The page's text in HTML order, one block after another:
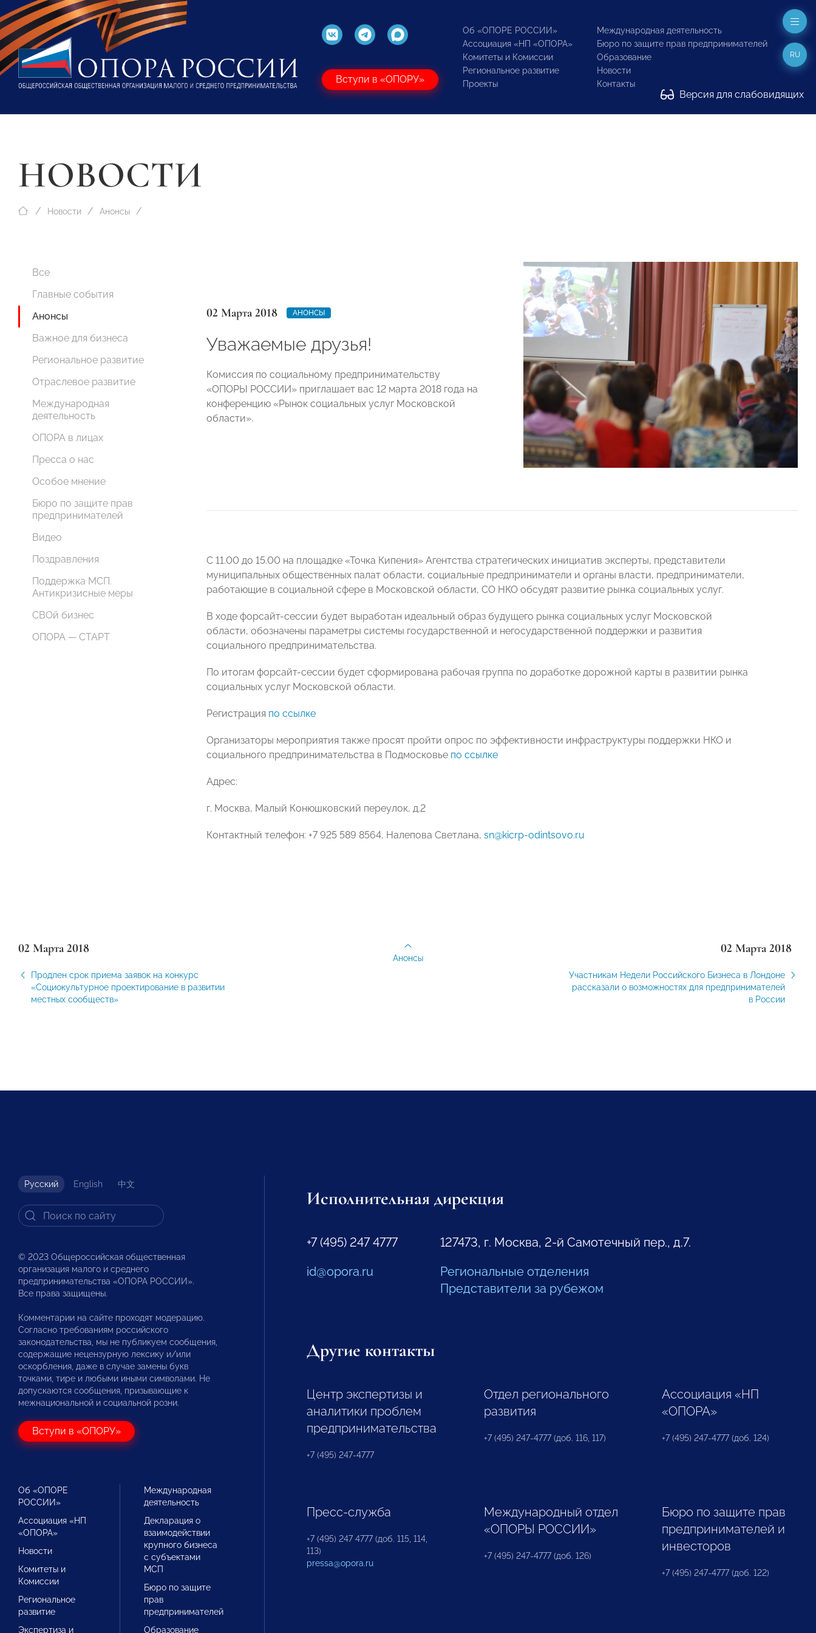
Вступи в «ОПОРУ»
Об «ОПОРЕ РОССИИ»
Ассоциация «НП «ОПОРА»
Комитеты и Комиссии
Региональное развитие
Проекты
Международная деятельность
Бюро по защите прав предпринимателей
Образование
Новости
Контакты
Версия для слабовидящих
RU
НОВОСТИ
Новости Анонсы
Все
Главные события
Анонсы
Важное для бизнеса
Региональное развитие
Отраслевое развитие
Международная
деятельность
ОПОРА в лицах
Пресса о нас
Особое мнение
Бюро по защите прав
предпринимателей
Видео
Поздравления
Поддержка МСП.
Антикризисные меры
СВОй бизнес
ОПОРА — СТАРТ
02 Марта 2018 АНОНСЫ
Уважаемые друзья!
Комиссия по социальному предпринимательству
«ОПОРЫ РОССИИ» приглашает вас 12 марта 2018 года на
конференцию «Рынок социальных услуг Московской
области».
С 11.00 до 15.00 на площадке «Точка Кипения» Агентства стратегических инициатив эксперты, представители
муниципальных общественных палат области, социальные предприниматели и органы власти, предприниматели,
работающие в социальной сфере в Московской области, СО НКО обсудят развитие рынка социальных услуг.
В ходе форсайт-сессии будет выработан идеальный образ будущего рынка социальных услуг Московской
области, обозначены параметры системы государственной и негосударственной поддержки и развития
социального предпринимательства.
По итогам форсайт-сессии будет сформирована рабочая группа по доработке дорожной карты в развитии рынка
социальных услуг Московской области.
Регистрация по ссылке
Организаторы мероприятия также просят пройти опрос по эффективности инфраструктуры поддержки НКО и
социального предпринимательства в Подмосковье по ссылке
Адрес:
г. Москва, Малый Конюшковский переулок, д.2
Контактный телефон: +7 925 589 8564, Налепова Светлана, sn@kicrp-odintsovo.ru
02 Марта 2018
Продлен срок приема заявок на конкурс
«Социокультурное проектирование в развитии
местных сообществ»
02 Марта 2018
Участникам Недели Российского Бизнеса в Лондоне
рассказали о возможностях для предпринимателей
в России
Анонсы
Русский English 中文
© 2023 Общероссийская общественная
организация малого и среднего
предпринимательства «ОПОРА РОССИИ».
Все права защищены.
Комментарии на сайте проходят модерацию.
Согласно требованиям российского
законодательства, мы не публикуем сообщения,
содержащие нецензурную лексику и/или
оскорбления, даже в случае замены букв
точками, тире и любыми иными символами. Не
допускаются сообщения, призывающие к
межнациональной и социальной розни.
Вступи в «ОПОРУ»
Об «ОПОРЕ
РОССИИ»
Ассоциация «НП
«ОПОРА»
Новости
Комитеты и
Комиссии
Региональное
развитие
Экспертиза и
Международная
деятельность
Декларация о
взаимодействии
крупного бизнеса
с субъектами
МСП
Бюро по защите
прав
предпринимателей
Образование
Исполнительная дирекция
+7 (495) 247 4777
id@opora.ru
127473, г. Москва, 2-й Самотечный пер., д.7.
Региональные отделения
Представители за рубежом
Другие контакты
Центр экспертизы и
аналитики проблем
предпринимательства
+7 (495) 247-4777
Отдел регионального
развития
+7 (495) 247-4777 (доб. 116, 117)
Ассоциация «НП
«ОПОРА»
+7 (495) 247-4777 (доб. 124)
Пресс-служба
+7 (495) 247 4777 (доб. 115, 114,
113)
pressa@opora.ru
Международный отдел
«ОПОРЫ РОССИИ»
+7 (495) 247-4777 (доб. 126)
Бюро по защите прав
предпринимателей и
инвесторов
+7 (495) 247-4777 (доб. 122)